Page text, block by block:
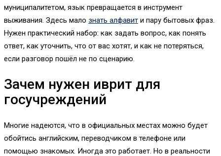
муниципалитетом, язык превращается в инструмент
выживания. Здесь мало знать алфавит и пару бытовых фраз.
Нужен практический набор: как задать вопрос, как понять
ответ, как уточнить, что от вас хотят, и как не потеряться,
если разговор пошёл не по сценарию.
Зачем нужен иврит для
госучреждений
Многие надеются, что в официальных местах можно будет
обойтись английским, переводчиком в телефоне или
помощью знакомых. Иногда это работает. Но в реальности